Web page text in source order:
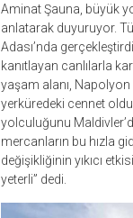
Aminat Şauna, büyük
anlatarak duyuruyor.
Adası’nda
kanıtlayan canlılarla
yaşam alanı,
yerküredeki cennet
yolculuğunu
mercanların bu hızla
değişikliğinin yıkıcı
yeterli” dedi.